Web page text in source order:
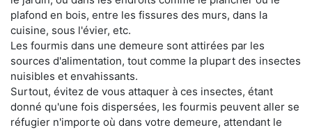
plafond en bois, entre les fissures des murs, dans la
cuisine, sous l'évier, etc.
Les fourmis dans une demeure sont attirées par les
sources d'alimentation, tout comme la plupart des insectes
nuisibles et envahissants.
Surtout, évitez de vous attaquer à ces insectes, étant
donné qu'une fois dispersées, les fourmis peuvent aller se
réfugier n'importe où dans votre demeure, attendant le